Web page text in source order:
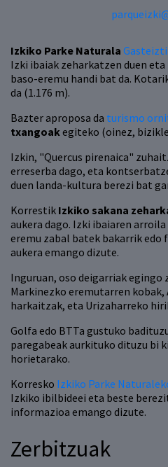
Izkiko Parke Naturala
Izki ibaiak zeharkatzen duen
baso-eremu handi bat da.
da (1.176 m).
Bazter aproposa da turismo
txangoakegiteko (oinez,
Izkin, "Quercus pirenaica"
erreserba dago, eta
duen landa-kultura berezi bat
Korrestik Izkiko sakana
aukera dago. Izki ibaiaren
eremu zabal batek bakarrik
aukera emango dizute.
Inguruan, oso deigarriak egingo
Markinezko eremutarren
harkaitzak, eta Urizaharreko
Golfa edo BTTa gustuko
paregabeak aurkituko dituzu bi
horietarako.
Korresko Izkiko Parke
Izkiko ibilbideei eta beste
informazioa emango dizute.
Zerbitzuak